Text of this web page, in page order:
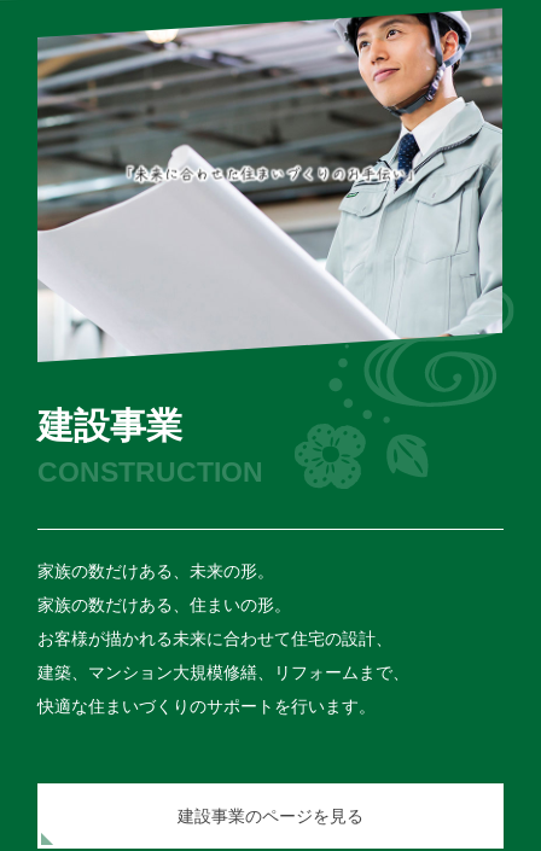
建設事業
CONSTRUCTION
家族の数だけある、未来の形。
家族の数だけある、住まいの形。
お客様が描かれる未来に合わせて住宅の設計、
建築、マンション大規模修繕、リフォームまで、
快適な住まいづくりのサポートを行います。
建設事業のページを見る